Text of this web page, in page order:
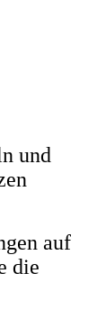
und
auf
die